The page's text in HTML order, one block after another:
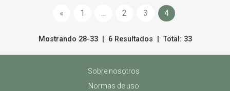
« 1 ... 2 3 4
Mostrando 28-33 | 6 Resultados | Total: 33
Sobre nosotros
Normas de uso